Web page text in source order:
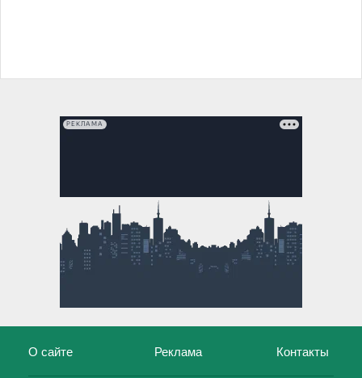
РЕКЛАМА
О сайте Реклама Контакты